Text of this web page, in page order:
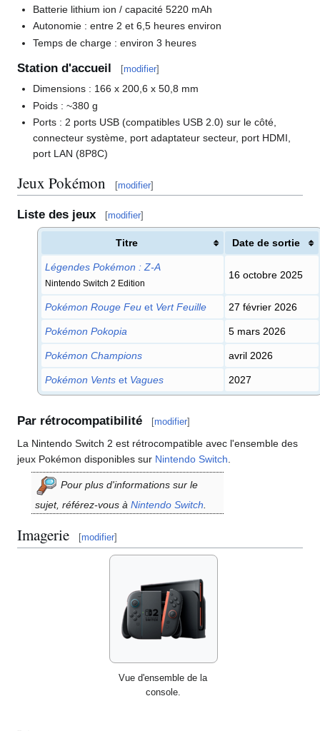
Batterie lithium ion / capacité 5220 mAh
Autonomie : entre 2 et 6,5 heures environ
Temps de charge : environ 3 heures
Station d'accueil [modifier]
Dimensions : 166 x 200,6 x 50,8 mm
Poids : ~380 g
Ports : 2 ports USB (compatibles USB 2.0) sur le côté,
connecteur système, port adaptateur secteur, port HDMI,
port LAN (8P8C)
Jeux Pokémon [modifier]
Liste des jeux [modifier]
Titre Date de sortie
Légendes Pokémon :Z-A
Nintendo Switch 2 Edition
16 octobre 2025
Pokémon Rouge Feu et Vert Feuille 27 février 2026
Pokémon Pokopia 5 mars 2026
Pokémon Champions avril 2026
Pokémon Vents et Vagues 2027
Par rétrocompatibilité [modifier]
La Nintendo Switch 2 est rétrocompatible avec l'ensemble des
jeux Pokémon disponibles sur Nintendo Switch
Pour plus d'informations sur le
sujet, référez-vous à Nintendo Switch
Imagerie [modifier]
Vue d'ensemble de la
console.